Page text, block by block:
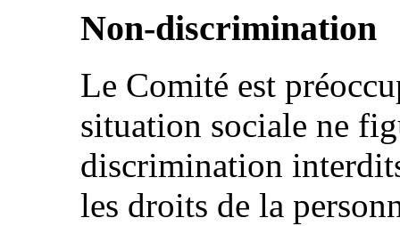
Non-discrimination
Le Comité est
situation sociale ne
discrimination
les droits de la